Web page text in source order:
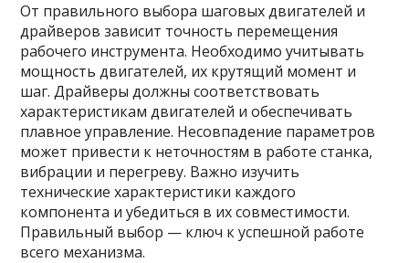
От правильного выбора шаговых двигателей и
драйверов зависит точность перемещения
рабочего инструмента. Необходимо учитывать
мощность двигателей, их крутящий момент и
шаг. Драйверы должны соответствовать
характеристикам двигателей и обеспечивать
плавное управление. Несовпадение параметров
может привести к неточностям в работе станка,
вибрации и перегреву. Важно изучить
технические характеристики каждого
компонента и убедиться в их совместимости.
Правильный выбор — ключ к успешной работе
всего механизма.